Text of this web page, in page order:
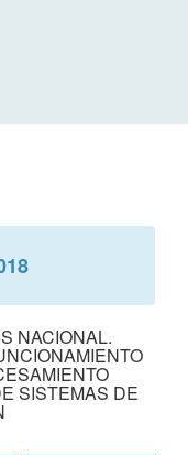
NACIONAL.
SISTEMAS DE